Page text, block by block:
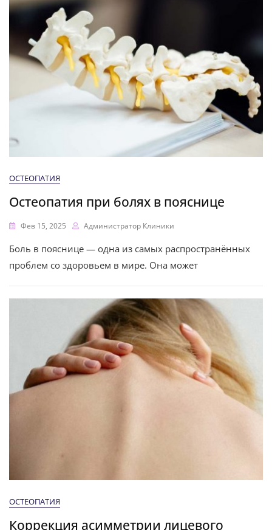
ОСТЕОПАТИЯ
Остеопатия при болях в пояснице
Фев 15, 2025 Администратор Клиники
Боль в пояснице — одна из самых распространённых
проблем со здоровьем в мире. Она может
ОСТЕОПАТИЯ
Коррекция асимметрии лицевого